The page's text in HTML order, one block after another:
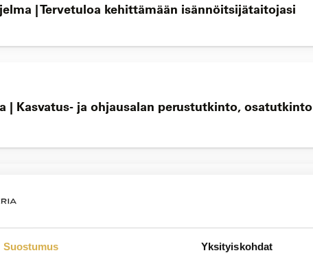
Suostumus Yksityiskohdat
| Tervetuloa kehittämään isännöitsijätaitojasi
| Kasvatus- ja ohjausalan perustutkinto, osatutkinto